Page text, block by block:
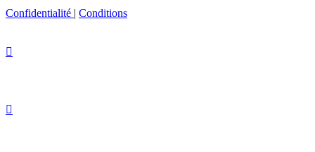
Confidentialité
Conditions